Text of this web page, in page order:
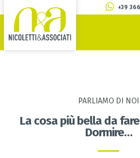
+39
PARLIAMO DI NOI
La cosa più bella da
Dormire…